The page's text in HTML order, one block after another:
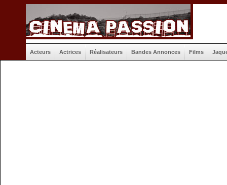
Acteurs Actrices Réalisateurs Bandes Annonces Films